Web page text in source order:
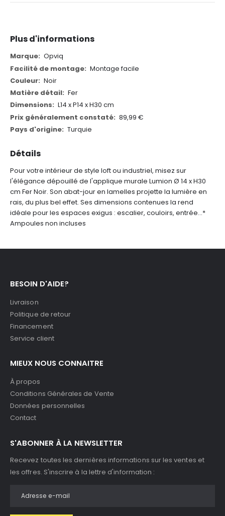
Détails
Pour votre intérieur de style loft ou industriel, misez sur
l'élégance dépouillé de l'applique murale Lumion Ø 14 x H30
cm Fer Noir. Son abat-jour en lamelles projette la lumière en
rais, du plus bel effet. Ses dimensions contenues la rend
idéale pour les espaces exigus : escalier, couloirs, entrée...*
Ampoules non incluses
Plus d'informations
Plus
d'informations
Opviq
Montage facile
Noir
Fer
L14 x P14 x H30 cm
89,99 €
Turquie
BESOIN D'AIDE?
Livraison
Politique de retour
Financement
Service client
MIEUX NOUS CONNAITRE
À propos
Conditions Générales de Vente
Données personnelles
Contact
S'ABONNER À LA NEWSLETTER
Recevez toutes les dernières informations sur les ventes et
les offres. S'inscrire à la lettre d'information :